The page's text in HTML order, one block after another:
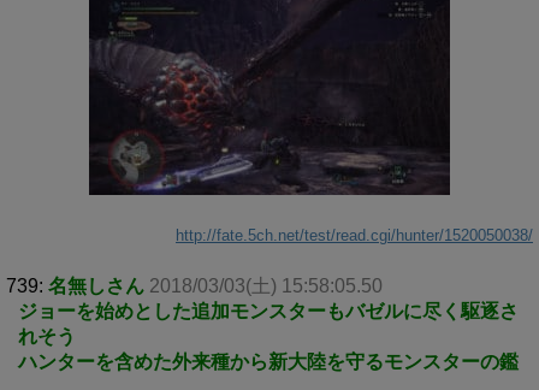
http://fate.5ch.net/test/read.cgi/hunter/1520050038/
739: 名無しさん 2018/03/03(土) 15:58:05.50
ジョーを始めとした追加モンスターもバゼルに尽く駆逐さ
れそう
ハンターを含めた外来種から新大陸を守るモンスターの鑑